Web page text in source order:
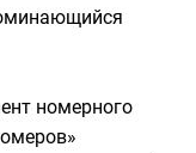
номерного